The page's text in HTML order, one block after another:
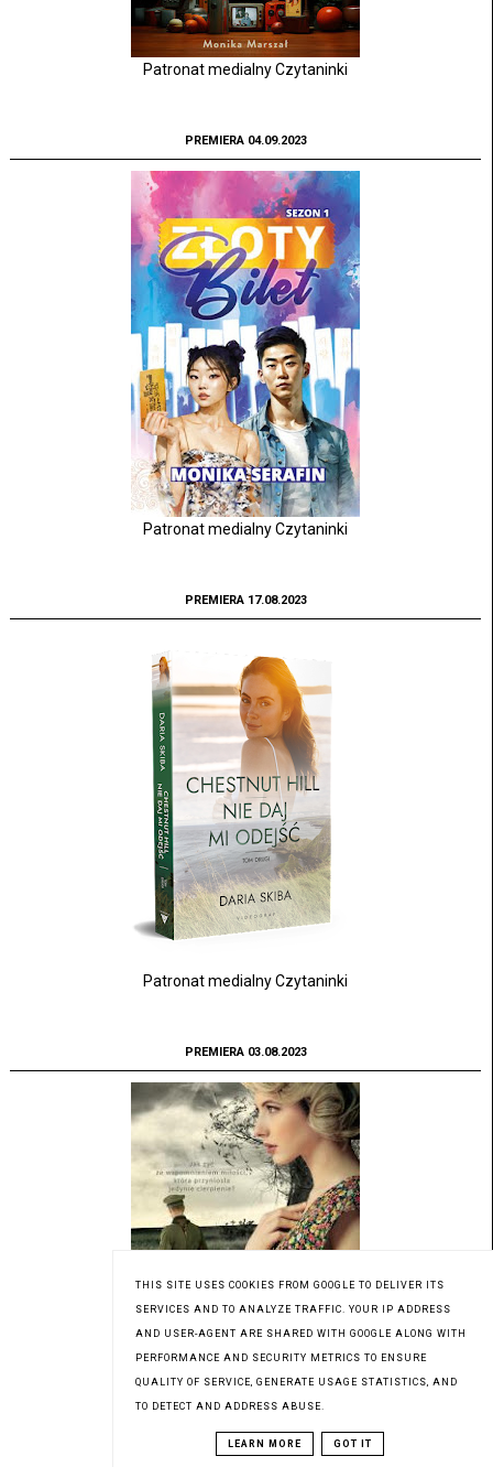
Patronat medialny Czytaninki
PREMIERA 04.09.2023
Patronat medialny Czytaninki
PREMIERA 17.08.2023
Patronat medialny Czytaninki
PREMIERA 03.08.2023
Patronat medialny Czytaninki
THIS SITE USES COOKIES FROM GOOGLE TO DELIVER ITS
SERVICES AND TO ANALYZE TRAFFIC. YOUR IP ADDRESS
AND USER-AGENT ARE SHARED WITH GOOGLE ALONG WITH
PERFORMANCE AND SECURITY METRICS TO ENSURE
QUALITY OF SERVICE, GENERATE USAGE STATISTICS, AND
TO DETECT AND ADDRESS ABUSE.
LEARN MORE GOT IT